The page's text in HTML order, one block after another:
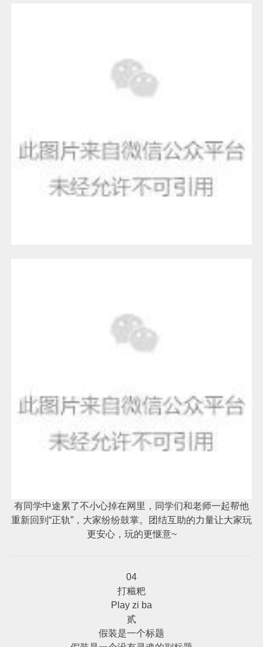
有同学中途累了不小心掉在网里，同学们和老师一起帮他
重新回到“正轨”，大家纷纷鼓掌。团结互助的力量让大家玩
更安心，玩的更惬意~
04
打糍粑
Play zi ba
贰
假装是一个标题